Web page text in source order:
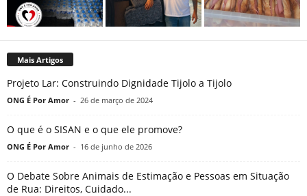
Mais Artigos
Projeto Lar: Construindo Dignidade Tijolo a Tijolo
ONG É Por Amor - 26 de março de 2024
O que é o SISAN e o que ele promove?
ONG É Por Amor - 16 de junho de 2026
O Debate Sobre Animais de Estimação e Pessoas em Situação
de Rua: Direitos, Cuidado...